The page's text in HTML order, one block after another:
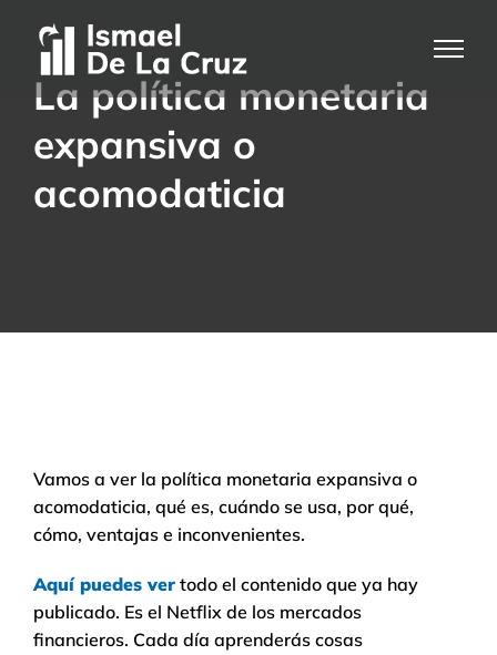
La política monetaria
expansiva o
acomodaticia
Vamos a ver la política monetaria expansiva o
acomodaticia, qué es, cuándo se usa, por qué,
cómo, ventajas e inconvenientes.
Aquí puedes ver todo el contenido que ya hay
publicado. Es el Netflix de los mercados
financieros. Cada día aprenderás cosas